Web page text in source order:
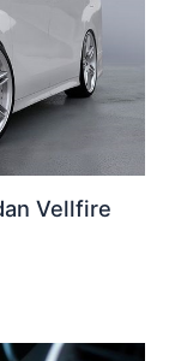
Vellfire